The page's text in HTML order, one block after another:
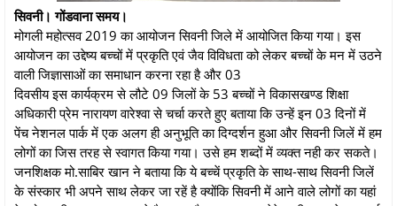
सिवनी। गोंडवाना समय।
मोगली महोत्सव 2019 का आयोजन सिवनी जिले में आयोजित किया गया। इस
आयोजन का उद्देष्य बच्चों में प्रकृति एवं जैव विविधता को लेकर बच्चों के मन में उठने
वाली जिज्ञासाओं का समाधान करना रहा है और 03
दिवसीय इस कार्यक्रम से लौटे 09 जिलों के 53 बच्चों ने विकासखण्ड शिक्षा
अधिकारी प्रेम नारायण वारेश्वा से चर्चा करते हुए बताया कि उन्हें इन 03 दिनों में
पेंच नेशनल पार्क में एक अलग ही अनुभूति का दिग्दर्शन हुआ और सिवनी जिलें में हम
लोगों का जिस तरह से स्वागत किया गया। उसे हम शब्दों में व्यक्त नही कर सकते।
जनशिक्षक मो.साबिर खान ने बताया कि ये बच्चें प्रकृति के साथ-साथ सिवनी जिलें
के संस्कार भी अपने साथ लेकर जा रहें है क्योंकि सिवनी में आने वाले लोगों का यहां